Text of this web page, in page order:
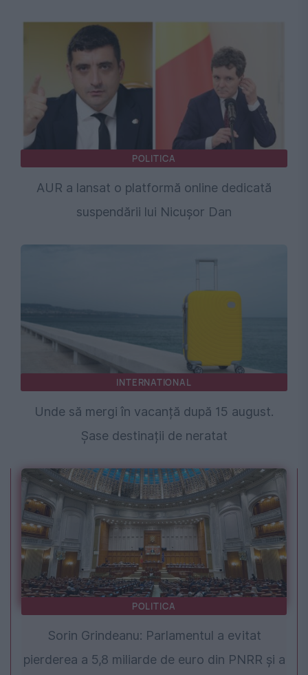
POLITICA
AUR a lansat o platformă online dedicată
suspendării lui Nicușor Dan
INTERNATIONAL
Unde să mergi în vacanță după 15 august.
Șase destinații de neratat
POLITICA
Sorin Grindeanu: Parlamentul a evitat
pierderea a 5,8 miliarde de euro din PNRR și a